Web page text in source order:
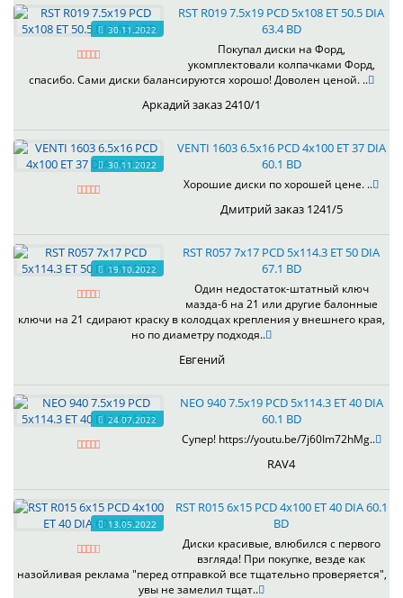
30.11.2022
RST R019 7.5x19 PCD 5x108 ET 50.5 DIA
63.4 BD
Покупал диски на Форд,
укомплектовали колпачками Форд,
спасибо. Сами диски балансируются хорошо! Доволен ценой. ..
Аркадий заказ 2410/1
30.11.2022
VENTI 1603 6.5x16 PCD 4x100 ET 37 DIA
60.1 BD
Хорошие диски по хорошей цене. ..
Дмитрий заказ 1241/5
19.10.2022
RST R057 7x17 PCD 5x114.3 ET 50 DIA
67.1 BD
Один недостаток-штатный ключ
мазда-6 на 21 или другие балонные
ключи на 21 сдирают краску в колодцах крепления у внешнего края,
но по диаметру подходя..
Евгений
24.07.2022
NEO 940 7.5x19 PCD 5x114.3 ET 40 DIA
60.1 BD
Супер! https://youtu.be/7j60Im72hMg..
RAV4
13.05.2022
RST R015 6x15 PCD 4x100 ET 40 DIA 60.1
BD
Диски красивые, влюбился с первого
взгляда! При покупке, везде как
назойливая реклама "перед отправкой все тщательно проверяется",
увы не замелил тщат..